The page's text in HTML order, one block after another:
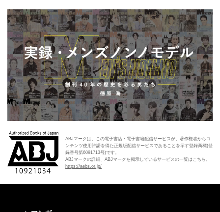
ABJマークは、この電子書店・電子書籍配信サービスが、著作権者からコ
ンテンツ使用許諾を得た正規版配信サービスであることを示す登録商標(登
録番号第6091713号)です。
ABJマークの詳細、ABJマークを掲示しているサービスの一覧はこちら。
https://aebs.or.jp/